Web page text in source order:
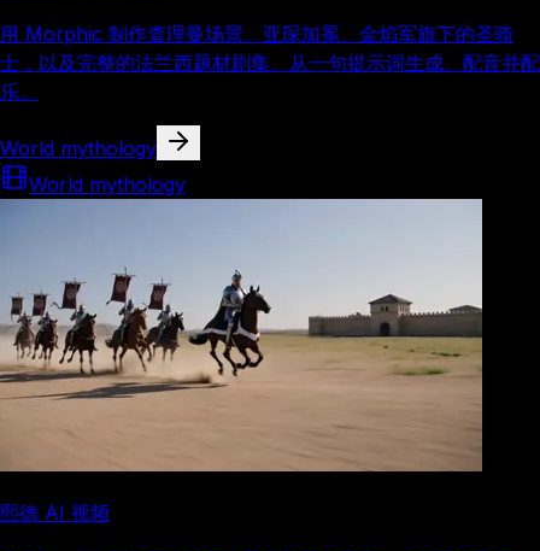
用 Morphic 制作查理曼场景、亚琛加冕、金焰军旗下的圣骑
士，以及完整的法兰西题材剧集。从一句提示词生成、配音并配
乐。
World mythology
World mythology
熙德 AI 视频